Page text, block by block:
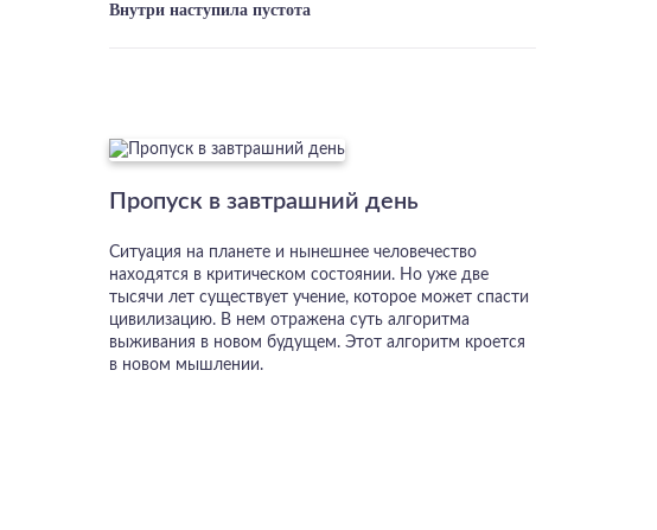
Внутри наступила пустота
Пропуск в завтрашний день
Ситуация на планете и нынешнее человечество
находятся в критическом состоянии. Но уже две
тысячи лет существует учение, которое может спасти
цивилизацию. В нем отражена суть алгоритма
выживания в новом будущем. Этот алгоритм кроется
в новом мышлении.